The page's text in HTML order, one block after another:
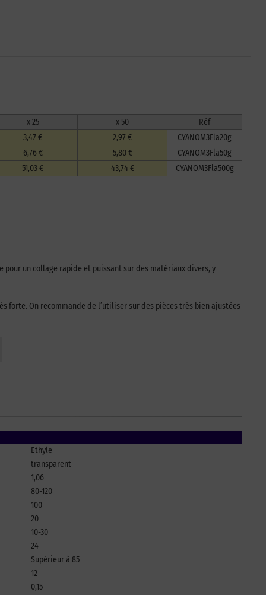
x 25 x 50
Réf
3,47 € 2,97 €
CYANOM3Fla20g
6,76 € 5,80 €
CYANOM3Fla50g
51,03 € 43,74 € CYANOM3Fla500g
pour un collage rapide et puissant sur des matériaux divers, y
forte. On recommande de l’utiliser sur des pièces très bien ajustées
Ethyle
transparent
1,06
80-120
100
20
10-30
24
Supérieur à 85
12
0,15